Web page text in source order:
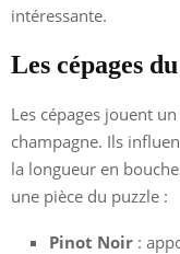
intéressante.
Les cépages
Les cépages jouent
champagne. Ils
la longueur en
une pièce du puzzle :
Pinot Noir :